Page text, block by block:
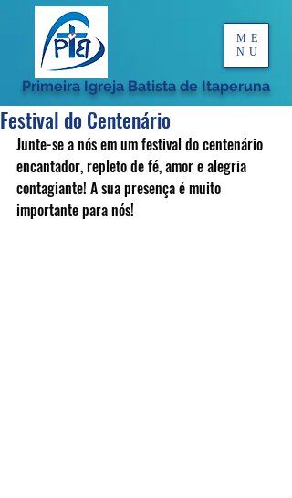
Primeira Igreja Batista de Itaperuna
ME
NU
Festival do Centenário
Junte-se a nós em um festival do centenário
encantador, repleto de fé, amor e alegria
contagiante! A sua presença é muito
importante para nós!